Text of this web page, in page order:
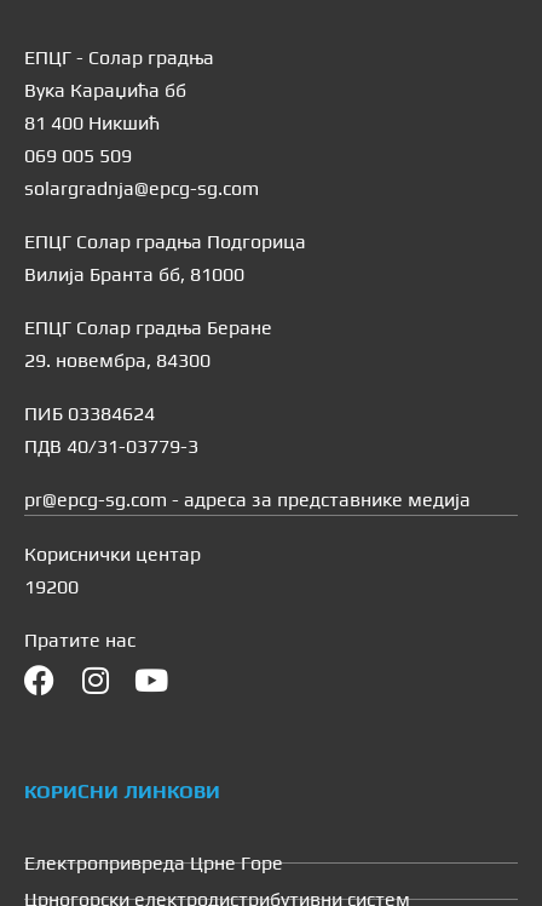
ЕПЦГ - Солар градња
Вука Караџића бб
81 400 Никшић
069 005 509
solargradnja@epcg-sg.com
ЕПЦГ Солар градња Подгорица
Вилија Бранта бб, 81000
ЕПЦГ Солар градња Беране
29. новембра, 84300
ПИБ 03384624
ПДВ 40/31-03779-3
pr@epcg-sg.com - адреса за представнике медија
Кориснички центар
19200
Пратите нас
КОРИСНИ ЛИНКОВИ
Електропривреда Црне Горе
Црногорски електродистрибутивни систем